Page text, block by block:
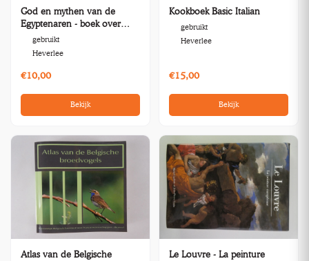
God en mythen van de
Egyptenaren - boek over
archeologie
gebruikt
Heverlee
€10,00
Bekijk
Kookboek Basic Italian
gebruikt
Heverlee
€15,00
Bekijk
Atlas van de Belgische
Le Louvre - La peinture